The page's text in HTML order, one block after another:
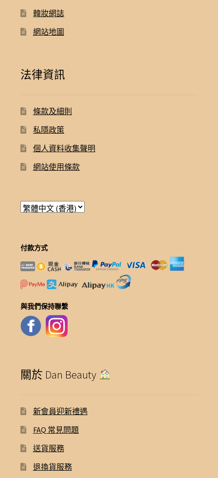
韓妝網誌
網站地圖
法律資訊
條款及細則
私隱政策
個人資料收集聲明
網站使用條款
付款方式
與我們保持聯繫
關於 Dan Beauty
新會員迎新禮遇
FAQ 常見問題
送貨服務
退換貨服務